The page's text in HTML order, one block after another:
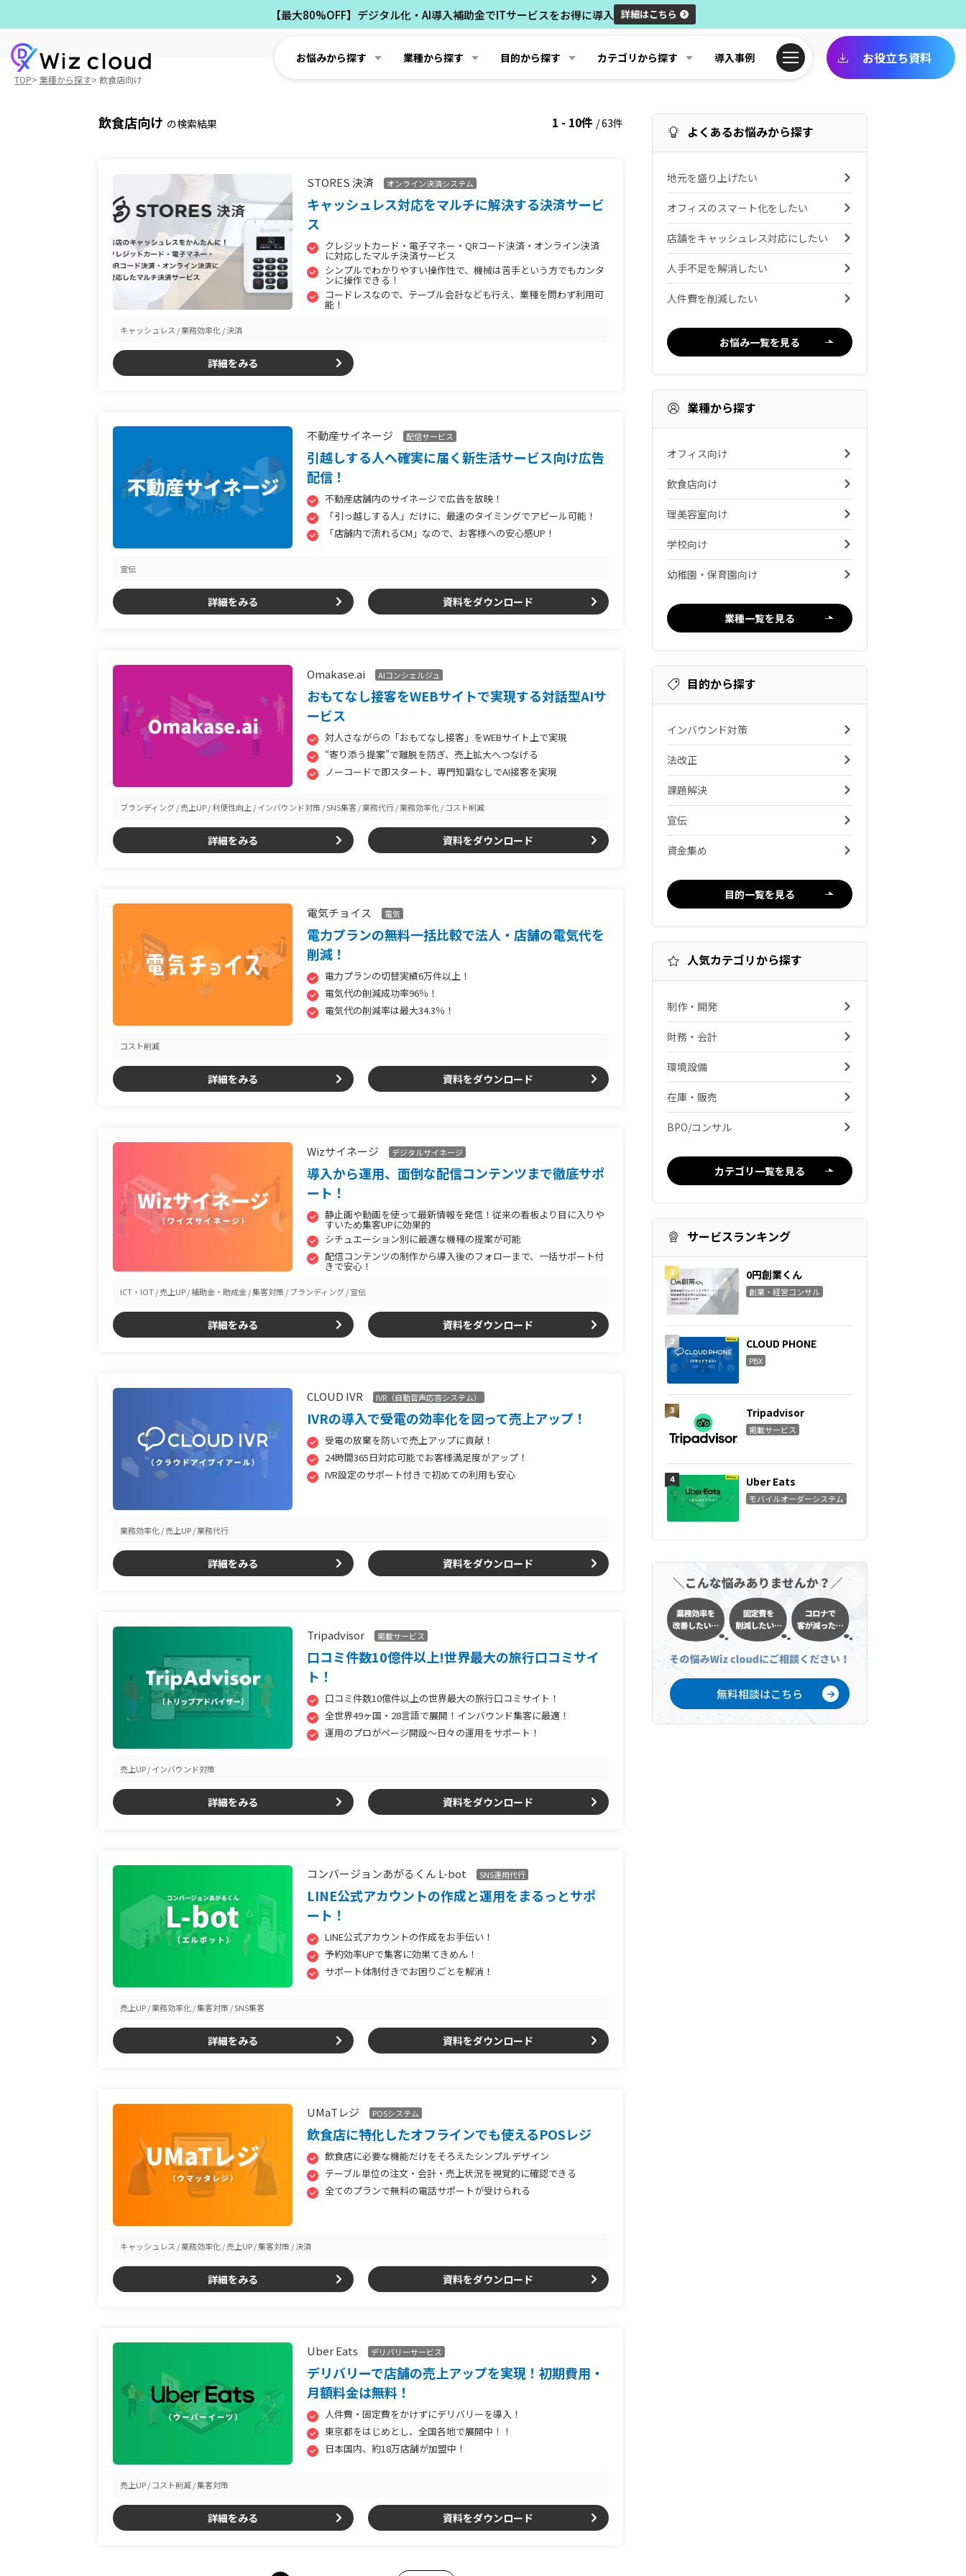
【最大80%OFF】デジタル化・AI導入補助金でITサービスをお得に導入 詳細はこちら
お悩みから探す 業種から探す 目的から探す カテゴリから探す 導入事例 お役立ち資料
TOP 業種から探す 飲食店向け
飲食店向け の検索結果 1 - 10件 / 63件
STORES 決済 オンライン決済システム
キャッシュレス対応をマルチに解決する決済サービ
ス
クレジットカード・電子マネー・QRコード決済・オンライン決済
に対応したマルチ決済サービス
シンプルでわかりやすい操作性で、機械は苦手という方でもカンタ
ンに操作できる！
コードレスなので、テーブル会計なども行え、業種を問わず利用可
能！
キャッシュレス 業務効率化 決済
詳細をみる
不動産サイネージ 配信サービス
引越しする人へ確実に届く新生活サービス向け広告
配信！
不動産店舗内のサイネージで広告を放映！
「引っ越しする人」だけに、最速のタイミングでアピール可能！
「店舗内で流れるCM」なので、お客様への安心感UP！
宣伝
詳細をみる 資料をダウンロード
Omakase.ai AIコンシェルジュ
おもてなし接客をWEBサイトで実現する対話型AIサ
ービス
対人さながらの「おもてなし接客」をWEBサイト上で実現
“寄り添う提案”で離脱を防ぎ、売上拡大へつなげる
ノーコードで即スタート、専門知識なしでAI接客を実現
ブランディング 売上UP 利便性向上 インバウンド対策 SNS集客 業務代行 業務効率化 コスト削減
詳細をみる 資料をダウンロード
電気チョイス 電気
電力プランの無料一括比較で法人・店舗の電気代を
削減！
電力プランの切替実績6万件以上！
電気代の削減成功率96％！
電気代の削減率は最大34.3％！
コスト削減
詳細をみる 資料をダウンロード
Wizサイネージ デジタルサイネージ
導入から運用、面倒な配信コンテンツまで徹底サポ
ート！
静止画や動画を使って最新情報を発信！従来の看板より目に入りや
すいため集客UPに効果的
シチュエーション別に最適な機種の提案が可能
配信コンテンツの制作から導入後のフォローまで、一括サポート付
きで安心！
ICT・IOT 売上UP 補助金・助成金 集客対策 ブランディング 宣伝
詳細をみる 資料をダウンロード
CLOUD IVR IVR（自動音声応答システム）
IVRの導入で受電の効率化を図って売上アップ！
受電の放棄を防いで売上アップに貢献！
24時間365日対応可能でお客様満足度がアップ！
IVR設定のサポート付きで初めての利用も安心
業務効率化 売上UP 業務代行
詳細をみる 資料をダウンロード
Tripadvisor 掲載サービス
口コミ件数10億件以上!世界最大の旅行口コミサイ
ト！
口コミ件数10億件以上の世界最大の旅行口コミサイト！
全世界49ヶ国・28言語で展開！インバウンド集客に最適！
運用のプロがページ開設～日々の運用をサポート！
売上UP インバウンド対策
詳細をみる 資料をダウンロード
コンバージョンあがるくん L-bot SNS運用代行
LINE公式アカウントの作成と運用をまるっとサポ
ート！
LINE公式アカウントの作成をお手伝い！
予約効率UPで集客に効果てきめん！
サポート体制付きでお困りごとを解消！
売上UP 業務効率化 集客対策 SNS集客
詳細をみる 資料をダウンロード
UMaTレジ POSシステム
飲食店に特化したオフラインでも使えるPOSレジ
飲食店に必要な機能だけをそろえたシンプルデザイン
テーブル単位の注文・会計・売上状況を視覚的に確認できる
全てのプランで無料の電話サポートが受けられる
キャッシュレス 業務効率化 売上UP 集客対策 決済
詳細をみる 資料をダウンロード
Uber Eats デリバリーサービス
デリバリーで店舗の売上アップを実現！初期費用・
月額料金は無料！
人件費・固定費をかけずにデリバリーを導入！
東京都をはじめとし、全国各地で展開中！！
日本国内、約18万店舗が加盟中！
売上UP コスト削減 集客対策
詳細をみる 資料をダウンロード
よくあるお悩みから探す
地元を盛り上げたい
オフィスのスマート化をしたい
店舗をキャッシュレス対応にしたい
人手不足を解消したい
人件費を削減したい
お悩み一覧を見る
業種から探す
オフィス向け
飲食店向け
理美容室向け
学校向け
幼稚園・保育園向け
業種一覧を見る
目的から探す
インバウンド対策
法改正
課題解決
宣伝
資金集め
目的一覧を見る
人気カテゴリから探す
制作・開発
財務・会計
環境設備
在庫・販売
BPO/コンサル
カテゴリ一覧を見る
サービスランキング
0円創業くん
創業・経営コンサル
CLOUD PHONE
PBX
Tripadvisor
掲載サービス
Uber Eats
モバイルオーダーシステム
無料相談はこちら